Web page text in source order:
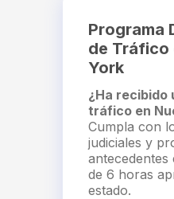
Programa
de Tráfico
York
¿Ha recibido
tráfico en
Cumpla con
judiciales y
de 6 horas
estado.